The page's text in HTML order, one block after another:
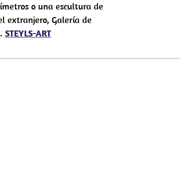
o una escultura de
extranjero, Galería de
STEYLS-ART